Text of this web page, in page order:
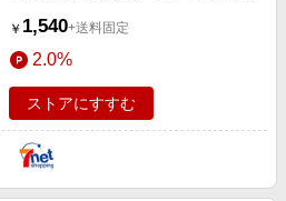
￥ 1,540+送料固定
2.0%
ストアにすすむ